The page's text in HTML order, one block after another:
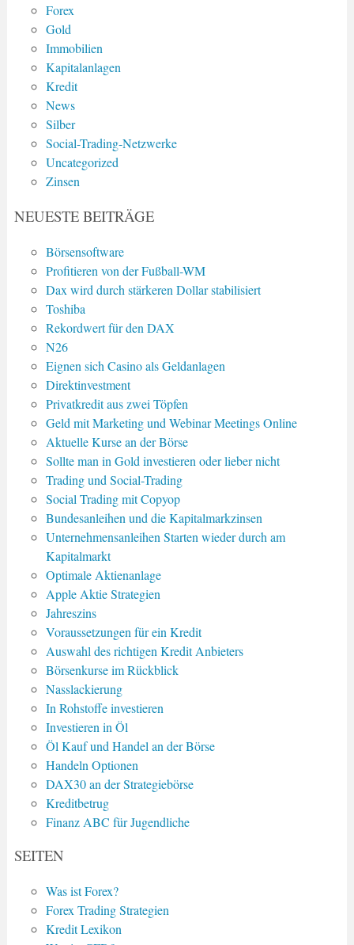
Forex
Gold
Immobilien
Kapitalanlagen
Kredit
News
Silber
Social-Trading-Netzwerke
Uncategorized
Zinsen
NEUESTE BEITRÄGE
Börsensoftware
Profitieren von der Fußball-WM
Dax wird durch stärkeren Dollar stabilisiert
Toshiba
Rekordwert für den DAX
N26
Eignen sich Casino als Geldanlagen
Direktinvestment
Privatkredit aus zwei Töpfen
Geld mit Marketing und Webinar Meetings Online
Aktuelle Kurse an der Börse
Sollte man in Gold investieren oder lieber nicht
Trading und Social-Trading
Social Trading mit Copyop
Bundesanleihen und die Kapitalmarkzinsen
Unternehmensanleihen Starten wieder durch am
Kapitalmarkt
Optimale Aktienanlage
Apple Aktie Strategien
Jahreszins
Voraussetzungen für ein Kredit
Auswahl des richtigen Kredit Anbieters
Börsenkurse im Rückblick
Nasslackierung
In Rohstoffe investieren
Investieren in Öl
Öl Kauf und Handel an der Börse
Handeln Optionen
DAX30 an der Strategiebörse
Kreditbetrug
Finanz ABC für Jugendliche
SEITEN
Was ist Forex?
Forex Trading Strategien
Kredit Lexikon